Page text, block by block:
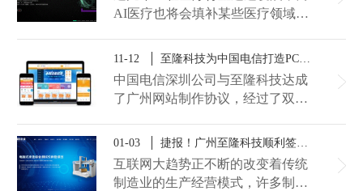
开发的广州至隆科技想告诉大家：
只要想从事营销推广，宣传公司品
牌形象，微信开发从来都不晚！
AI医疗也将会填补某些医疗领域的
司至隆科技受依图医疗之托，为依
图医疗建设AI医疗网站，助力公司
更好的宣传和推广“AI防癌地图”项
目，推动广州“AI+医疗”的进一步
发展
11-12 至隆科技为中国电信打造PC+手机端一体化宽带商城网站
中国电信深圳公司与至隆科技达成
了广州网站制作​协议，经过了双方
需求，打造了一个功能丰富的
PC+手机端的一体化宽带商城网
站。
01-03 捷报！广州至隆科技顺利签约海达国际仪器网站建设项目
互联网大趋势正不断的改变着传统
制造业的生产经营模式，许多制造